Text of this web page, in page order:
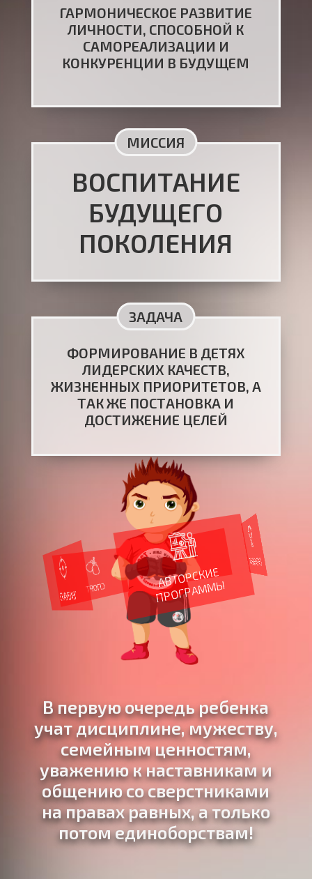
ГАРМОНИЧЕСКОЕ РАЗВИТИЕ
ЛИЧНОСТИ, СПОСОБНОЙ К
САМОРЕАЛИЗАЦИИ И
КОНКУРЕНЦИИ В БУДУЩЕМ
МИССИЯ
ВОСПИТАНИЕ
БУДУЩЕГО
ПОКОЛЕНИЯ
ЗАДАЧА
ФОРМИРОВАНИЕ В ДЕТЯХ
ЛИДЕРСКИХ КАЧЕСТВ,
ЖИЗНЕННЫХ ПРИОРИТЕТОВ, А
ТАК ЖЕ ПОСТАНОВКА И
ДОСТИЖЕНИЕ ЦЕЛЕЙ
СОРЕВНОВАНИЯ
ЛАГЕРЯ
СПОРТ СКАУТИНГ
АВТОРСКИЕ
ПР
ОГРА
М
М
Ы
В первую очередь ребенка
учат дисциплине, мужеству,
семейным ценностям,
уважению к наставникам и
общению со сверстниками
на правах равных, а только
потом единоборствам!